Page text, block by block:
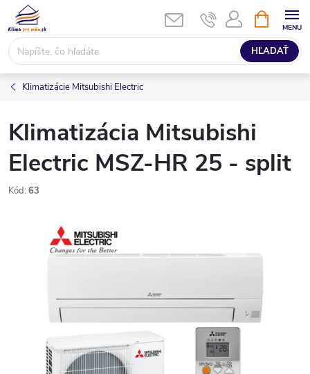
Prejsť
na
obsah
HĽADAŤ
KOŠÍK
Klimatizácie Mitsubishi Electric
Klimatizácia Mitsubishi
Electric MSZ-HR 25 - split
Kód: 63